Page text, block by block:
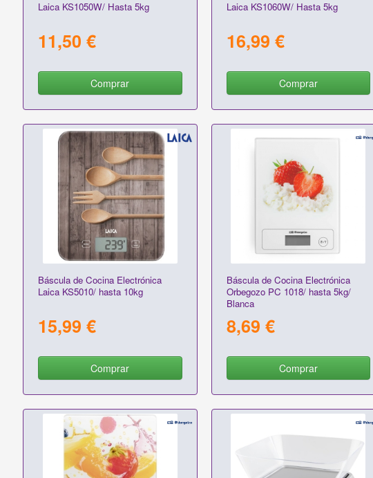
Laica KS1050W/ Hasta 5kg
11,50 €
Comprar
Laica KS1060W/ Hasta 5kg
16,99 €
Comprar
Báscula de Cocina Electrónica
Laica KS5010/ hasta 10kg
15,99 €
Comprar
Báscula de Cocina Electrónica
Orbegozo PC 1018/ hasta 5kg/
Blanca
8,69 €
Comprar